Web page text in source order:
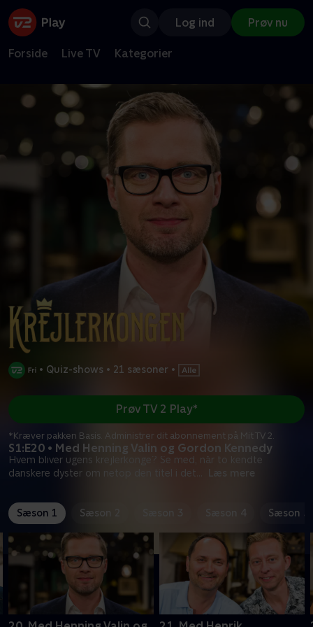
Log ind Prøv nu
Forside Live TV Kategorier
• Quiz-shows • 21 sæsoner •
S1:E20 • Med Henning Valin og Gordon Kennedy
Hvem bliver ugens krejlerkonge? Se med, når to kendte
danskere dyster om netop den titel i det
Læs mere
Prøv TV 2 Play*
*Kræver pakken Basis. Administrer dit abonnement på Mit TV 2.
Sæson 1 Sæson 2 Sæson 3 Sæson 4 Sæson 5